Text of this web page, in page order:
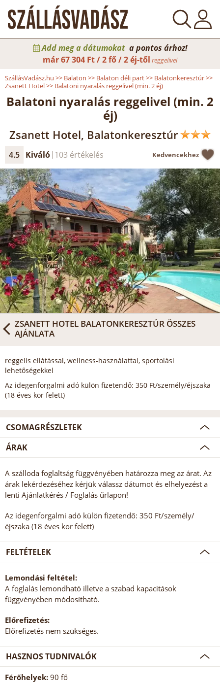
Add meg a dátumokat a pontos árhoz!
már67 304 Ft / 2 fő / 2 éj-től reggelivel
SzállásVadász.hu >> Balaton >> Balaton déli part>> Balatonkeresztúr>>
Zsanett Hotel>> Balatoni nyaralás reggelivel (min. 2 éj)
Balatoni nyaralás reggelivel (min. 2
éj)
Zsanett Hotel, Balatonkeresztúr
4.5 Kiváló 103 értékelés Kedvencekhez
ZSANETT HOTEL BALATONKERESZTÚR ÖSSZES
AJÁNLATA
reggelis ellátással, wellness-használattal, sportolási
lehetőségekkel
Az idegenforgalmi adó külön fizetendő: 350 Ft/személy/éjszaka
(18 éves kor felett)
CSOMAGRÉSZLETEK
ÁRAK
A szálloda foglaltság függvényében határozza meg az árat. Az
árak lekérdezéséhez kérjük válassz dátumot és elhelyezést a
lenti Ajánlatkérés / Foglalás űrlapon!
Az idegenforgalmi adó külön fizetendő: 350 Ft/személy/
éjszaka (18 éves kor felett)
FELTÉTELEK
Lemondási feltétel:
A foglalás lemondható illetve a szabad kapacitások
függvényében módosítható.
Előrefizetés:
Előrefizetés nem szükséges.
HASZNOS TUDNIVALÓK
Férőhelyek: 90 fő